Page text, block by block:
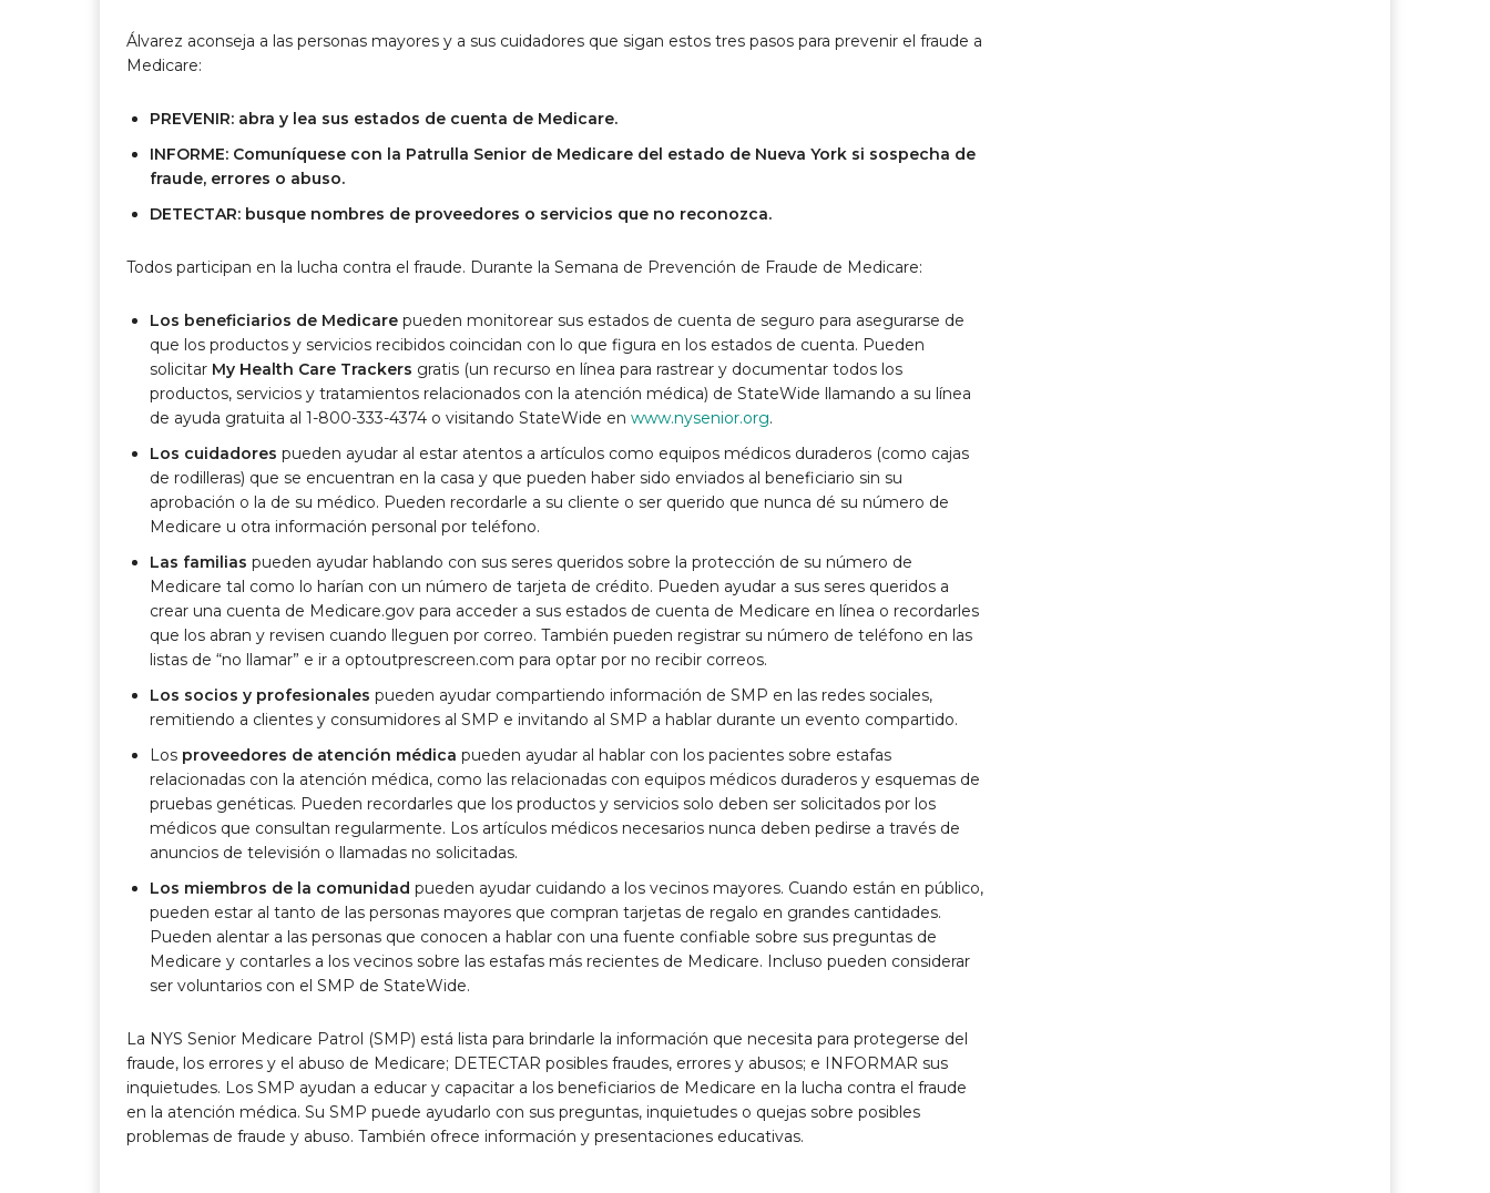
Álvarez aconseja a las personas mayores y a sus cuidadores que sigan estos tres pasos para prevenir el fraude a
Medicare:
PREVENIR: abra y lea sus estados de cuenta de Medicare.
INFORME: Comuníquese con la Patrulla Senior de Medicare del estado de Nueva York si sospecha de
fraude, errores o abuso.
DETECTAR: busque nombres de proveedores o servicios que no reconozca.
Todos participan en la lucha contra el fraude. Durante la Semana de Prevención de Fraude de Medicare:
Los beneficiarios de Medicare pueden monitorear sus estados de cuenta de seguro para asegurarse de
que los productos y servicios recibidos coincidan con lo que figura en los estados de cuenta. Pueden
solicitar My Health Care Trackers gratis (un recurso en línea para rastrear y documentar todos los
productos, servicios y tratamientos relacionados con la atención médica) de StateWide llamando a su línea
de ayuda gratuita al 1-800-333-4374 o visitando StateWide en www.nysenior.org.
Los cuidadores pueden ayudar al estar atentos a artículos como equipos médicos duraderos (como cajas
de rodilleras) que se encuentran en la casa y que pueden haber sido enviados al beneficiario sin su
aprobación o la de su médico. Pueden recordarle a su cliente o ser querido que nunca dé su número de
Medicare u otra información personal por teléfono.
Las familias pueden ayudar hablando con sus seres queridos sobre la protección de su número de
Medicare tal como lo harían con un número de tarjeta de crédito. Pueden ayudar a sus seres queridos a
crear una cuenta de Medicare.gov para acceder a sus estados de cuenta de Medicare en línea o recordarles
que los abran y revisen cuando lleguen por correo. También pueden registrar su número de teléfono en las
listas de “no llamar” e ir a optoutprescreen.com para optar por no recibir correos.
Los socios y profesionales pueden ayudar compartiendo información de SMP en las redes sociales,
remitiendo a clientes y consumidores al SMP e invitando al SMP a hablar durante un evento compartido.
Los proveedores de atención médica pueden ayudar al hablar con los pacientes sobre estafas
relacionadas con la atención médica, como las relacionadas con equipos médicos duraderos y esquemas de
pruebas genéticas. Pueden recordarles que los productos y servicios solo deben ser solicitados por los
médicos que consultan regularmente. Los artículos médicos necesarios nunca deben pedirse a través de
anuncios de televisión o llamadas no solicitadas.
Los miembros de la comunidad pueden ayudar cuidando a los vecinos mayores. Cuando están en público,
pueden estar al tanto de las personas mayores que compran tarjetas de regalo en grandes cantidades.
Pueden alentar a las personas que conocen a hablar con una fuente confiable sobre sus preguntas de
Medicare y contarles a los vecinos sobre las estafas más recientes de Medicare. Incluso pueden considerar
ser voluntarios con el SMP de StateWide.
La NYS Senior Medicare Patrol (SMP) está lista para brindarle la información que necesita para protegerse del
fraude, los errores y el abuso de Medicare; DETECTAR posibles fraudes, errores y abusos; e INFORMAR sus
inquietudes. Los SMP ayudan a educar y capacitar a los beneficiarios de Medicare en la lucha contra el fraude
en la atención médica. Su SMP puede ayudarlo con sus preguntas, inquietudes o quejas sobre posibles
problemas de fraude y abuso. También ofrece información y presentaciones educativas.